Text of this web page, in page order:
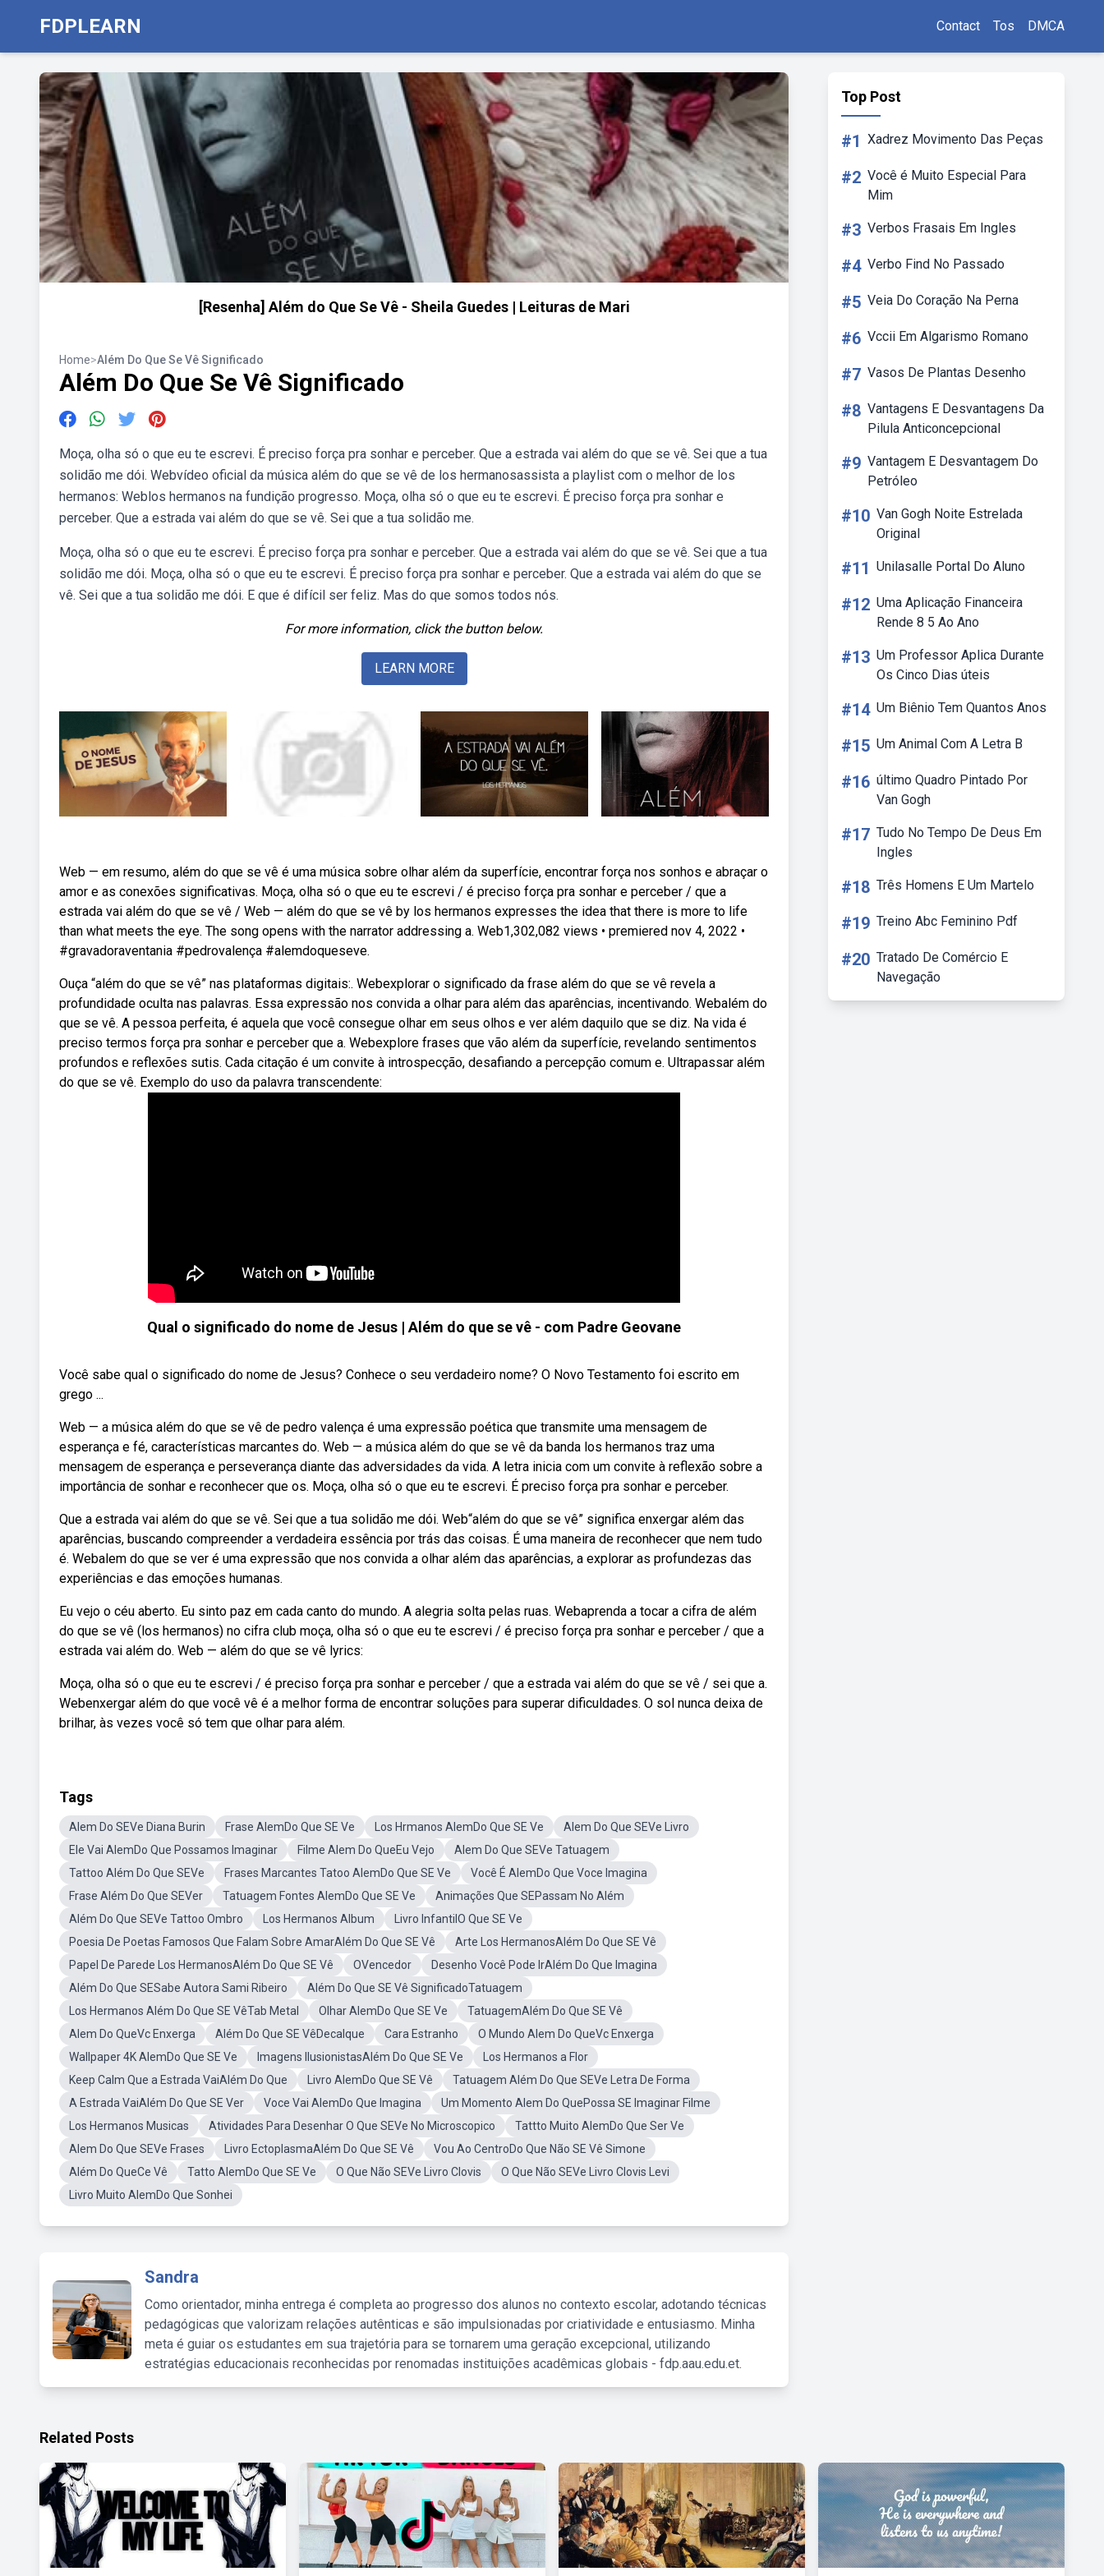
FDPLEARN Contact Tos DMCA
[Resenha] Além do Que Se Vê - Sheila Guedes | Leituras de Mari
Home>Além Do Que Se Vê Significado
Além Do Que Se Vê Significado
Moça, olha só o que eu te escrevi. É preciso força pra sonhar e perceber. Que a estrada vai além do que se vê. Sei que a tua
solidão me dói. Webvídeo oficial da música além do que se vê de los hermanosassista a playlist com o melhor de los
hermanos: Weblos hermanos na fundição progresso. Moça, olha só o que eu te escrevi. É preciso força pra sonhar e
perceber. Que a estrada vai além do que se vê. Sei que a tua solidão me.
Moça, olha só o que eu te escrevi. É preciso força pra sonhar e perceber. Que a estrada vai além do que se vê. Sei que a tua
solidão me dói. Moça, olha só o que eu te escrevi. É preciso força pra sonhar e perceber. Que a estrada vai além do que se
vê. Sei que a tua solidão me dói. E que é difícil ser feliz. Mas do que somos todos nós.
For more information, click the button below.
LEARN MORE
Web — em resumo, além do que se vê é uma música sobre olhar além da superfície, encontrar força nos sonhos e abraçar o
amor e as conexões significativas. Moça, olha só o que eu te escrevi / é preciso força pra sonhar e perceber / que a
estrada vai além do que se vê / Web — além do que se vê by los hermanos expresses the idea that there is more to life
than what meets the eye. The song opens with the narrator addressing a. Web1,302,082 views • premiered nov 4, 2022 •
#gravadoraventania #pedrovalença #alemdoqueseve.
Ouça “além do que se vê” nas plataformas digitais:. Webexplorar o significado da frase além do que se vê revela a
profundidade oculta nas palavras. Essa expressão nos convida a olhar para além das aparências, incentivando. Webalém do
que se vê. A pessoa perfeita, é aquela que você consegue olhar em seus olhos e ver além daquilo que se diz. Na vida é
preciso termos força pra sonhar e perceber que a. Webexplore frases que vão além da superfície, revelando sentimentos
profundos e reflexões sutis. Cada citação é um convite à introspecção, desafiando a percepção comum e. Ultrapassar além
do que se vê. Exemplo do uso da palavra transcendente:
Qual o significado do nome de Jesus | Além do que se vê - com Padre Geovane
Você sabe qual o significado do nome de Jesus? Conhece o seu verdadeiro nome? O Novo Testamento foi escrito em
grego ...
Web — a música além do que se vê de pedro valença é uma expressão poética que transmite uma mensagem de
esperança e fé, características marcantes do. Web — a música além do que se vê da banda los hermanos traz uma
mensagem de esperança e perseverança diante das adversidades da vida. A letra inicia com um convite à reflexão sobre a
importância de sonhar e reconhecer que os. Moça, olha só o que eu te escrevi. É preciso força pra sonhar e perceber.
Que a estrada vai além do que se vê. Sei que a tua solidão me dói. Web“além do que se vê” significa enxergar além das
aparências, buscando compreender a verdadeira essência por trás das coisas. É uma maneira de reconhecer que nem tudo
é. Webalem do que se ver é uma expressão que nos convida a olhar além das aparências, a explorar as profundezas das
experiências e das emoções humanas.
Eu vejo o céu aberto. Eu sinto paz em cada canto do mundo. A alegria solta pelas ruas. Webaprenda a tocar a cifra de além
do que se vê (los hermanos) no cifra club moça, olha só o que eu te escrevi / é preciso força pra sonhar e perceber / que a
estrada vai além do. Web — além do que se vê lyrics:
Moça, olha só o que eu te escrevi / é preciso força pra sonhar e perceber / que a estrada vai além do que se vê / sei que a.
Webenxergar além do que você vê é a melhor forma de encontrar soluções para superar dificuldades. O sol nunca deixa de
brilhar, às vezes você só tem que olhar para além.
Tags
Alem Do SEVe Diana Burin Frase AlemDo Que SE Ve Los Hrmanos AlemDo Que SE Ve
Alem Do Que SEVe Livro
Ele Vai AlemDo Que Possamos Imaginar
Filme Alem Do QueEu Vejo
Alem Do Que SEVe Tatuagem
Tattoo Além Do Que SEVe
Frases Marcantes Tatoo AlemDo Que SE Ve
Você É AlemDo Que Voce Imagina
Frase Além Do Que SEVer
Tatuagem Fontes AlemDo Que SE Ve
Animações Que SEPassam No Além
Além Do Que SEVe Tattoo Ombro
Los Hermanos Album
Livro InfantilO Que SE Ve
Poesia De Poetas Famosos Que Falam Sobre AmarAlém Do Que SE Vê
Arte Los HermanosAlém Do Que SE Vê
Papel De Parede Los HermanosAlém Do Que SE Vê
OVencedor
Desenho Você Pode IrAlém Do Que Imagina
Além Do Que SESabe Autora Sami Ribeiro
Além Do Que SE Vê SignificadoTatuagem
Los Hermanos Além Do Que SE VêTab Metal
Olhar AlemDo Que SE Ve
TatuagemAlém Do Que SE Vê
Alem Do QueVc Enxerga
Além Do Que SE VêDecalque Cara Estranho
O Mundo Alem Do QueVc Enxerga
Wallpaper 4K AlemDo Que SE Ve
Imagens IlusionistasAlém Do Que SE Ve
Los Hermanos a Flor
Keep Calm Que a Estrada VaiAlém Do Que
Livro AlemDo Que SE Vê
Tatuagem Além Do Que SEVe Letra De Forma
A Estrada VaiAlém Do Que SE Ver
Voce Vai AlemDo Que Imagina
Um Momento Alem Do QuePossa SE Imaginar Filme
Los Hermanos Musicas
Atividades Para Desenhar O Que SEVe No Microscopico
Tattto Muito AlemDo Que Ser Ve
Alem Do Que SEVe Frases
Livro EctoplasmaAlém Do Que SE Vê
Vou Ao CentroDo Que Não SE Vê Simone
Além Do QueCe Vê
Tatto AlemDo Que SE Ve O Que Não SEVe Livro Clovis
O Que Não SEVe Livro Clovis Levi
Livro Muito AlemDo Que Sonhei
Sandra
Como orientador, minha entrega é completa ao progresso dos alunos no contexto escolar, adotando técnicas
pedagógicas que valorizam relações autênticas e são impulsionadas por criatividade e entusiasmo. Minha
meta é guiar os estudantes em sua trajetória para se tornarem uma geração excepcional, utilizando
estratégias educacionais reconhecidas por renomadas instituições acadêmicas globais - fdp.aau.edu.et.
Top Post
#1 Xadrez Movimento Das Peças
#2 Você é Muito Especial Para
Mim
#3 Verbos Frasais Em Ingles
#4 Verbo Find No Passado
#5 Veia Do Coração Na Perna
#6 Vccii Em Algarismo Romano
#7 Vasos De Plantas Desenho
#8 Vantagens E Desvantagens Da
Pilula Anticoncepcional
#9 Vantagem E Desvantagem Do
Petróleo
#10 Van Gogh Noite Estrelada
Original
#11 Unilasalle Portal Do Aluno
#12 Uma Aplicação Financeira
Rende 8 5 Ao Ano
#13 Um Professor Aplica Durante
Os Cinco Dias úteis
#14 Um Biênio Tem Quantos Anos
#15 Um Animal Com A Letra B
#16 último Quadro Pintado Por
Van Gogh
#17 Tudo No Tempo De Deus Em
Ingles
#18 Três Homens E Um Martelo
#19 Treino Abc Feminino Pdf
#20 Tratado De Comércio E
Navegação
Related Posts